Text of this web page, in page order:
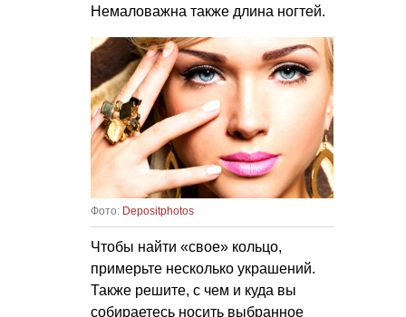
Немаловажна также длина ногтей.
Фото: Depositphotos
Чтобы найти «свое» кольцо,
примерьте несколько украшений.
Также решите, с чем и куда вы
собираетесь носить выбранное